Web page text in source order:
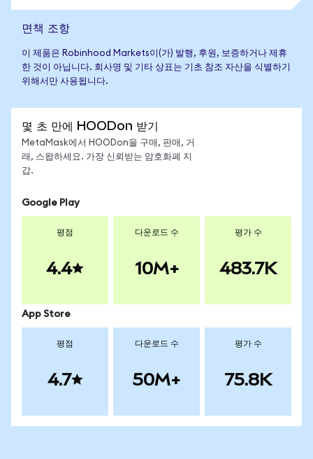
면책 조항
이 제품은 Robinhood Markets이(가) 발행, 후원, 보증하거나 제휴
한 것이 아닙니다. 회사명 및 기타 상표는 기초 참조 자산을 식별하기
위해서만 사용됩니다.
몇 초 만에 HOODon 받기
MetaMask에서 HOODon을 구매, 판매, 거
래, 스왑하세요. 가장 신뢰받는 암호화폐 지
갑.
Google Play
평점
4.4
다운로드 수
10M+
평가 수
483.7K
App Store
평점
4.7
다운로드 수
50M+
평가 수
75.8K